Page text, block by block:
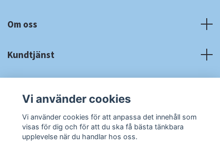
Om oss
Kundtjänst
Sociala medier
Vi använder cookies
Vi använder cookies för att anpassa det innehåll som
visas för dig och för att du ska få bästa tänkbara
upplevelse när du handlar hos oss.